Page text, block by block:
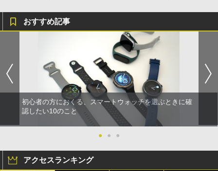
おすすめ記事
初心者の方におくる、スマートウォッチを選ぶときに確
認したい10のこと
● ● ●
アクセスランキング